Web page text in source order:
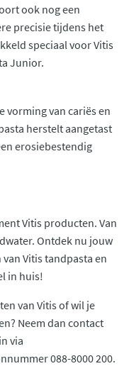
ook nog een
precisie tijdens het
speciaal voor Vitis
Junior.
vorming van cariës en
herstelt aangetast
erosiebestendig
Vitis producten. Van
Ontdek nu jouw
Vitis tandpasta en
in huis!
van Vitis of wil je
Neem dan contact
via
088-8000 200.